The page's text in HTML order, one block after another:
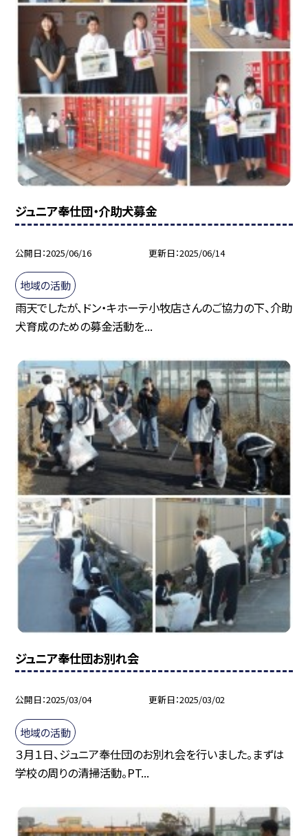
ジュニア奉仕団・介助犬募金
公開日 2025/06/16 更新日 2025/06/14
地域の活動
雨天でしたが、ドン・キホーテ小牧店さんのご協力の下、介助
犬育成のための募金活動を...
ジュニア奉仕団お別れ会
公開日 2025/03/04 更新日 2025/03/02
地域の活動
３月１日、ジュニア奉仕団のお別れ会を行いました。まずは
学校の周りの清掃活動。PT...